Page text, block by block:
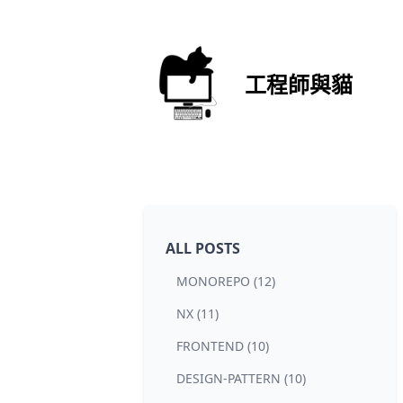
工程師與貓
ALL POSTS
MONOREPO (12)
NX (11)
FRONTEND (10)
DESIGN-PATTERN (10)